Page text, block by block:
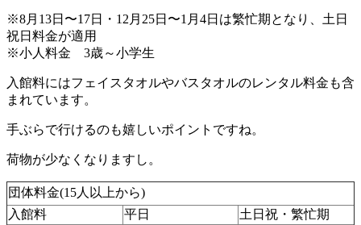
※8月13日〜17日・12月25日〜1月4日は繁忙期となり、土日
祝日料金が適用
※小人料金 3歳～小学生
入館料にはフェイスタオルやバスタオルのレンタル料金も含
まれています。
手ぶらで行けるのも嬉しいポイントですね。
荷物が少なくなりますし。
団体料金(15人以上から)
入館料
平日
土日祝・繁忙期